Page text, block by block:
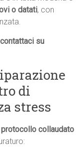
o datati, con
su
di
stress
protocollo collaudato